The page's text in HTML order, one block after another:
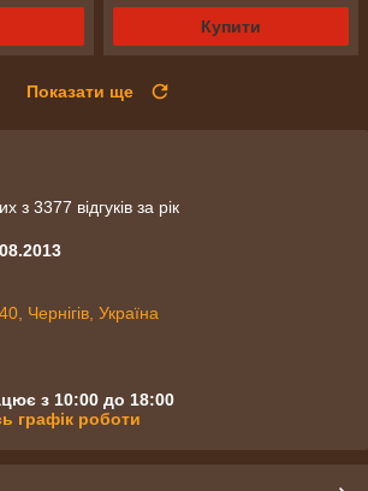
Купити
Показати ще
з 3377 відгуків за рік
Чернігів, Україна
з 10:00 до 18:00
графік роботи